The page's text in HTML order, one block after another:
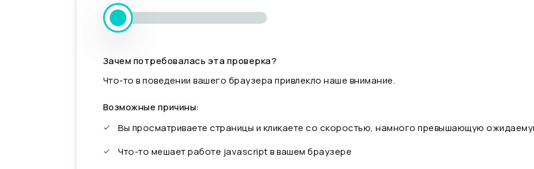
Зачем потребовалась эта проверка?
Что-то в поведении вашего браузера привлекло наше внимание.
Возможные причины:
Вы просматриваете страницы и кликаете со скоростью, намного превышающую
Что-то мешает работе javascript в вашем браузере